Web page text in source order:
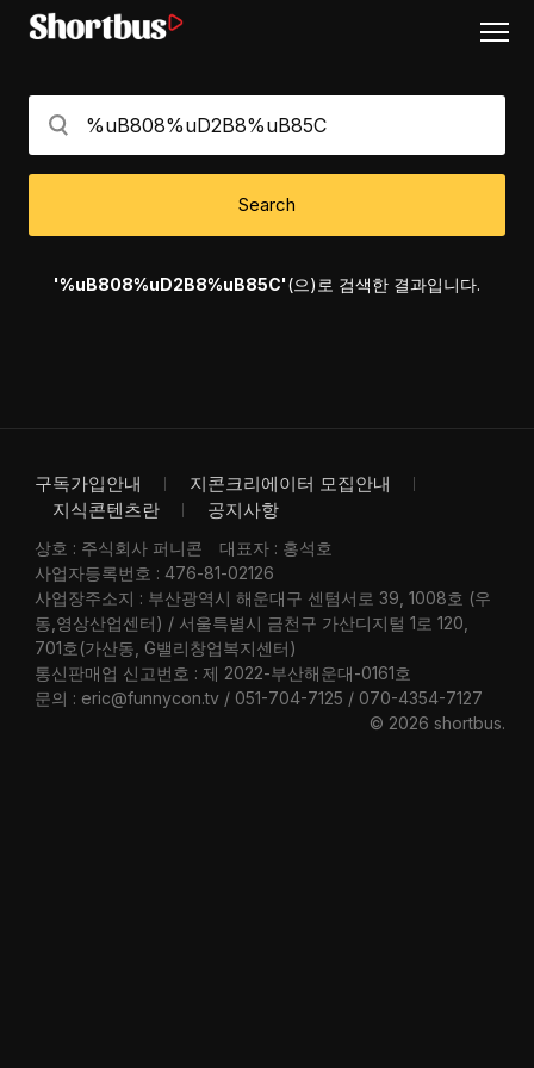
Search
'%uB808%uD2B8%uB85C'(으)로 검색한 결과입니다.
구독가입안내
지콘크리에이터 모집안내
지식콘텐츠란
공지사항
상호 : 주식회사 퍼니콘
대표자 : 홍석호
사업자등록번호 : 476-81-02126
사업장주소지 : 부산광역시 해운대구 센텀서로 39, 1008호 (우
동,영상산업센터) / 서울특별시 금천구 가산디지털 1로 120,
701호(가산동, G밸리창업복지센터)
통신판매업 신고번호 : 제 2022-부산해운대-0161호
문의 : eric@funnycon.tv / 051-704-7125 / 070-4354-7127
© 2026 shortbus.